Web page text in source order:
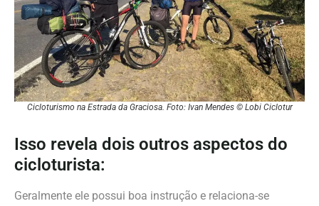
Cicloturismo na Estrada da Graciosa. Foto: Ivan Mendes © Lobi Ciclotur
Isso revela dois outros aspectos do
cicloturista:
Geralmente ele possui boa instrução e relaciona-se